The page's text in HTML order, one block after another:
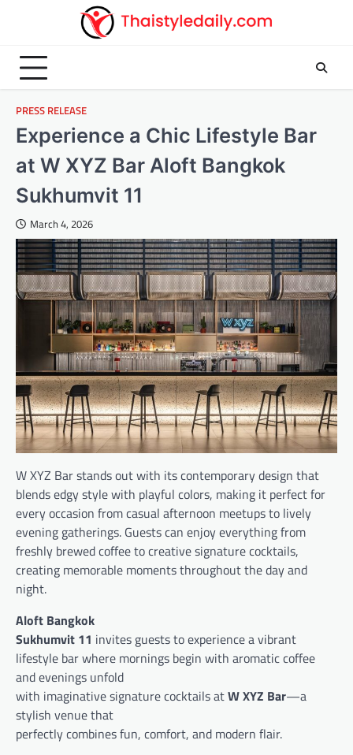
PRESS RELEASE
Experience a Chic Lifestyle Bar
at W XYZ Bar Aloft Bangkok
Sukhumvit 11
March 4, 2026
W XYZ Bar stands out with its contemporary design that
blends edgy style with playful colors, making it perfect for
every occasion from casual afternoon meetups to lively
evening gatherings. Guests can enjoy everything from
freshly brewed coffee to creative signature cocktails,
creating memorable moments throughout the day and
night.
Aloft Bangkok
Sukhumvit 11 invites guests to experience a vibrant
lifestyle bar where mornings begin with aromatic coffee
and evenings unfold
with imaginative signature cocktails atW XYZ Bar—a
stylish venue that
perfectly combines fun, comfort, and modern flair.